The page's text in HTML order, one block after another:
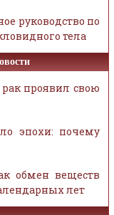
руководство по
тела
проявил свою
эпохи: почему
обмен веществ
лет